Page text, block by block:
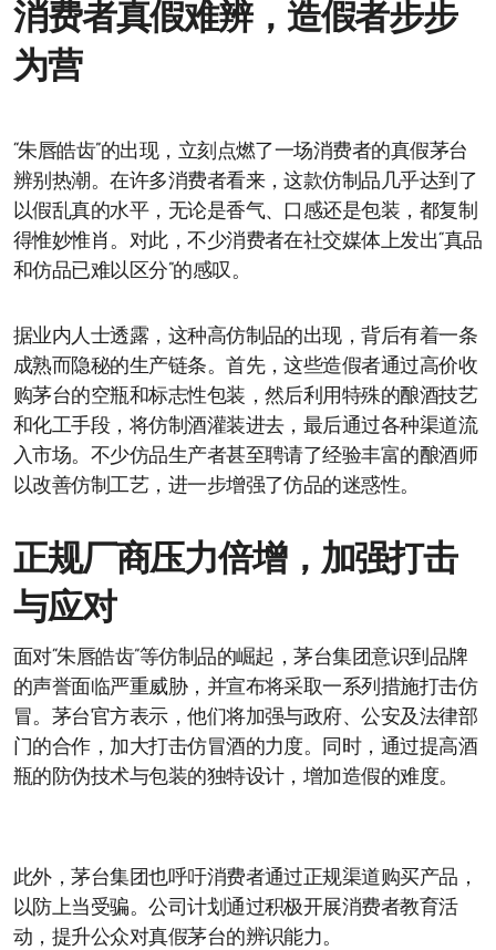
消费者真假难辨，造假者步步
为营
“朱唇皓齿”的出现，立刻点燃了一场消费者的真假茅台
辨别热潮。在许多消费者看来，这款仿制品几乎达到了
以假乱真的水平，无论是香气、口感还是包装，都复制
得惟妙惟肖。对此，不少消费者在社交媒体上发出“真品
和仿品已难以区分”的感叹。
据业内人士透露，这种高仿制品的出现，背后有着一条
成熟而隐秘的生产链条。首先，这些造假者通过高价收
购茅台的空瓶和标志性包装，然后利用特殊的酿酒技艺
和化工手段，将仿制酒灌装进去，最后通过各种渠道流
入市场。不少仿品生产者甚至聘请了经验丰富的酿酒师
以改善仿制工艺，进一步增强了仿品的迷惑性。
正规厂商压力倍增，加强打击
与应对
面对“朱唇皓齿”等仿制品的崛起，茅台集团意识到品牌
的声誉面临严重威胁，并宣布将采取一系列措施打击仿
冒。茅台官方表示，他们将加强与政府、公安及法律部
门的合作，加大打击仿冒酒的力度。同时，通过提高酒
瓶的防伪技术与包装的独特设计，增加造假的难度。
此外，茅台集团也呼吁消费者通过正规渠道购买产品，
以防上当受骗。公司计划通过积极开展消费者教育活
动，提升公众对真假茅台的辨识能力。